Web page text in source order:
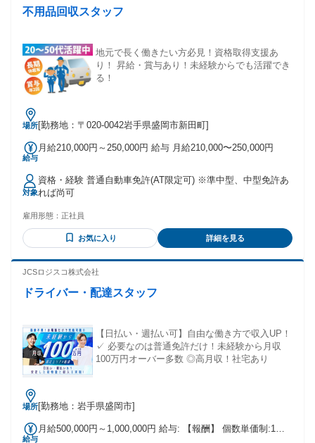
不用品回収スタッフ
地元で長く働きたい方必見！資格取得支援あ
り！ 昇給・賞与あり！未経験からでも活躍でき
る！
場所[勤務地：〒020-0042岩手県盛岡市新田町]
給与
月給210,000円～250,000円 給与 月給210,000〜250,000円
対象
資格・経験 普通自動車免許(AT限定可) ※準中型、中型免許あ
れば尚可
雇用形態： 正社員
お気に入り 詳細を見る
JCSロジスコ株式会社
ドライバー・配達スタッフ
【日払い・週払い可】自由な働き方で収入UP！
✓ 必要なのは普通免許だけ！未経験から月収
100万円オーバー多数 ◎高月収！社宅あり
場所[勤務地：岩手県盛岡市]
給与
月給500,000円～1,000,000円 給与: 【報酬】 個数単価制:1個